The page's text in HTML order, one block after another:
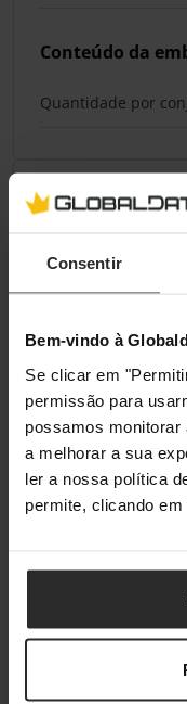
Consentir
Bem-vindo à
Se clicar em
permissão para
possamos
a melhorar a sua
ler a nossa política
permite, clicando em
Conteúdo da
Quantidade por
Classificações